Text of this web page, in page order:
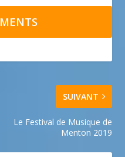
SUIVANT
Le Festival de Musique de
Menton 2019